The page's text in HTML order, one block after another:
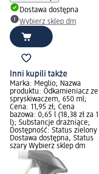
Dostawa dostępna
Wybierz sklep dm
Inni kupili także
Marka: Meglio; Nazwa
produktu: Odkamieniacz ze
spryskiwaczem, 650 ml;
Cena: 11,95 zł; Cena
bazowa: 0,65 l (18,38 zł za 1
l); Substancje drażniące;
Dostępność: Status zielony
Dostawa dostępna, Status
szary Wybierz sklep dm